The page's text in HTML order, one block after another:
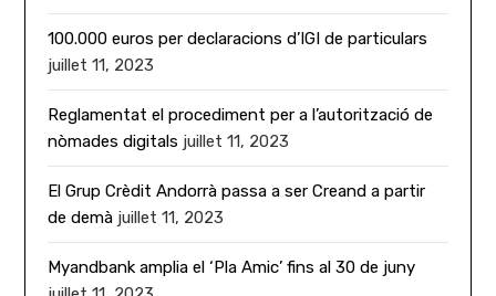
100.000 euros per declaracions d’IGI de particulars
juillet 11, 2023
Reglamentat el procediment per a l’autorització de
nòmades digitals juillet 11, 2023
El Grup Crèdit Andorrà passa a ser Creand a partir
de demà juillet 11, 2023
Myandbank amplia el ‘Pla Amic’ fins al 30 de juny